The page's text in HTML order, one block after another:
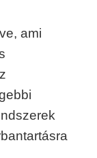
ami